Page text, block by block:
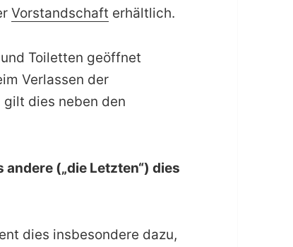
Vorstandschaft erhältlich.
Toiletten geöffnet
Verlassen der
gilt dies neben den
(„die Letzten“) dies
dies insbesondere dazu,